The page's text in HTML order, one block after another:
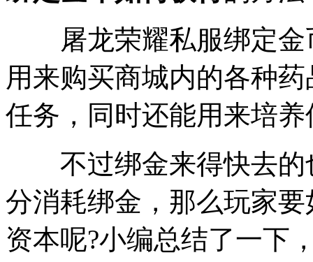
屠龙荣耀私服绑定金
用来购买商城内的各种
任务，同时还能用来培
不过绑金来得快去的
分消耗绑金，那么玩家
资本呢?小编总结了一下